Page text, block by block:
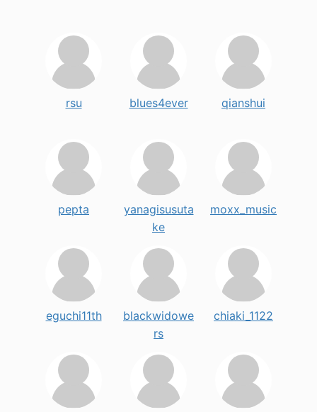
rsu blues4ever qianshui
pepta
yanagisusuta
ke
moxx_music
eguchi11th
blackwidowe
rs
chiaki_1122